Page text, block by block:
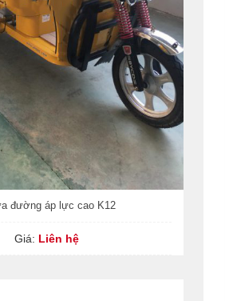
đường áp lực cao K12
Giá: Liên hệ